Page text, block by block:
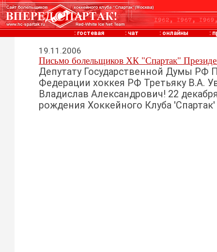
: гостевая : чат : онлайны :
19.11.2006
Письмо болельщиков ХК "Спартак"
Депутату Государственной Думы РФ
Федерации хоккея РФ Третьяку В.А.
Владислав Александрович! 22
рождения Хоккейного Клуба